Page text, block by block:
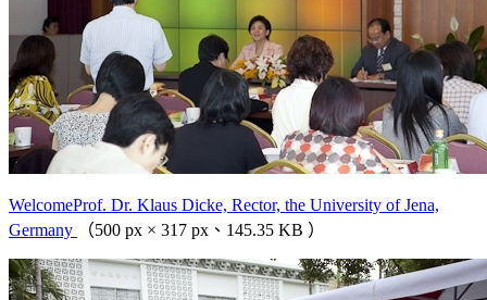
WelcomeProf. Dr. Klaus Dicke, Rector, the University of Jena,
Germany
（500 px × 317 px、145.35 KB ）